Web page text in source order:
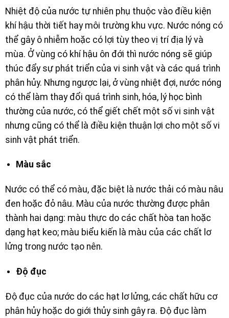
Nhiệt độ của nước tự nhiên phụ thuộc vào điều kiện
khí hậu thời tiết hay môi trường khu vực. Nước nóng có
thể gây ô nhiễm hoặc có lợi tùy theo vị trí địa lý và
mùa. Ở vùng có khí hậu ôn đới thì nước nóng sẽ giúp
thúc đẩy sự phát triển của vi sinh vật và các quá trình
phân hủy. Nhưng ngược lại, ở vùng nhiệt đợi, nước nóng
có thể làm thay đổi quá trình sinh, hóa, lý học bình
thường của nước, có thể giết chết một số vi sinh vật
nhưng cũng có thể là điều kiện thuận lợi cho một số vi
sinh vật phát triển.
Màu sắc
Nước có thể có màu, đặc biệt là nước thải có màu nâu
đen hoặc đỏ nâu. Màu của nước thường được phân
thành hai dạng: màu thực do các chất hòa tan hoặc
dạng hạt keo; màu biểu kiến là màu của các chất lơ
lửng trong nước tạo nên.
Độ đục
Độ đục của nước do các hạt lơ lửng, các chất hữu cơ
phân hủy hoặc do giới thủy sinh gây ra. Độ đục làm